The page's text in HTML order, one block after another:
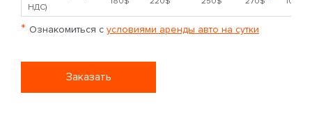
НДС)
* Ознакомиться с условиями аренды авто на сутки
Заказать